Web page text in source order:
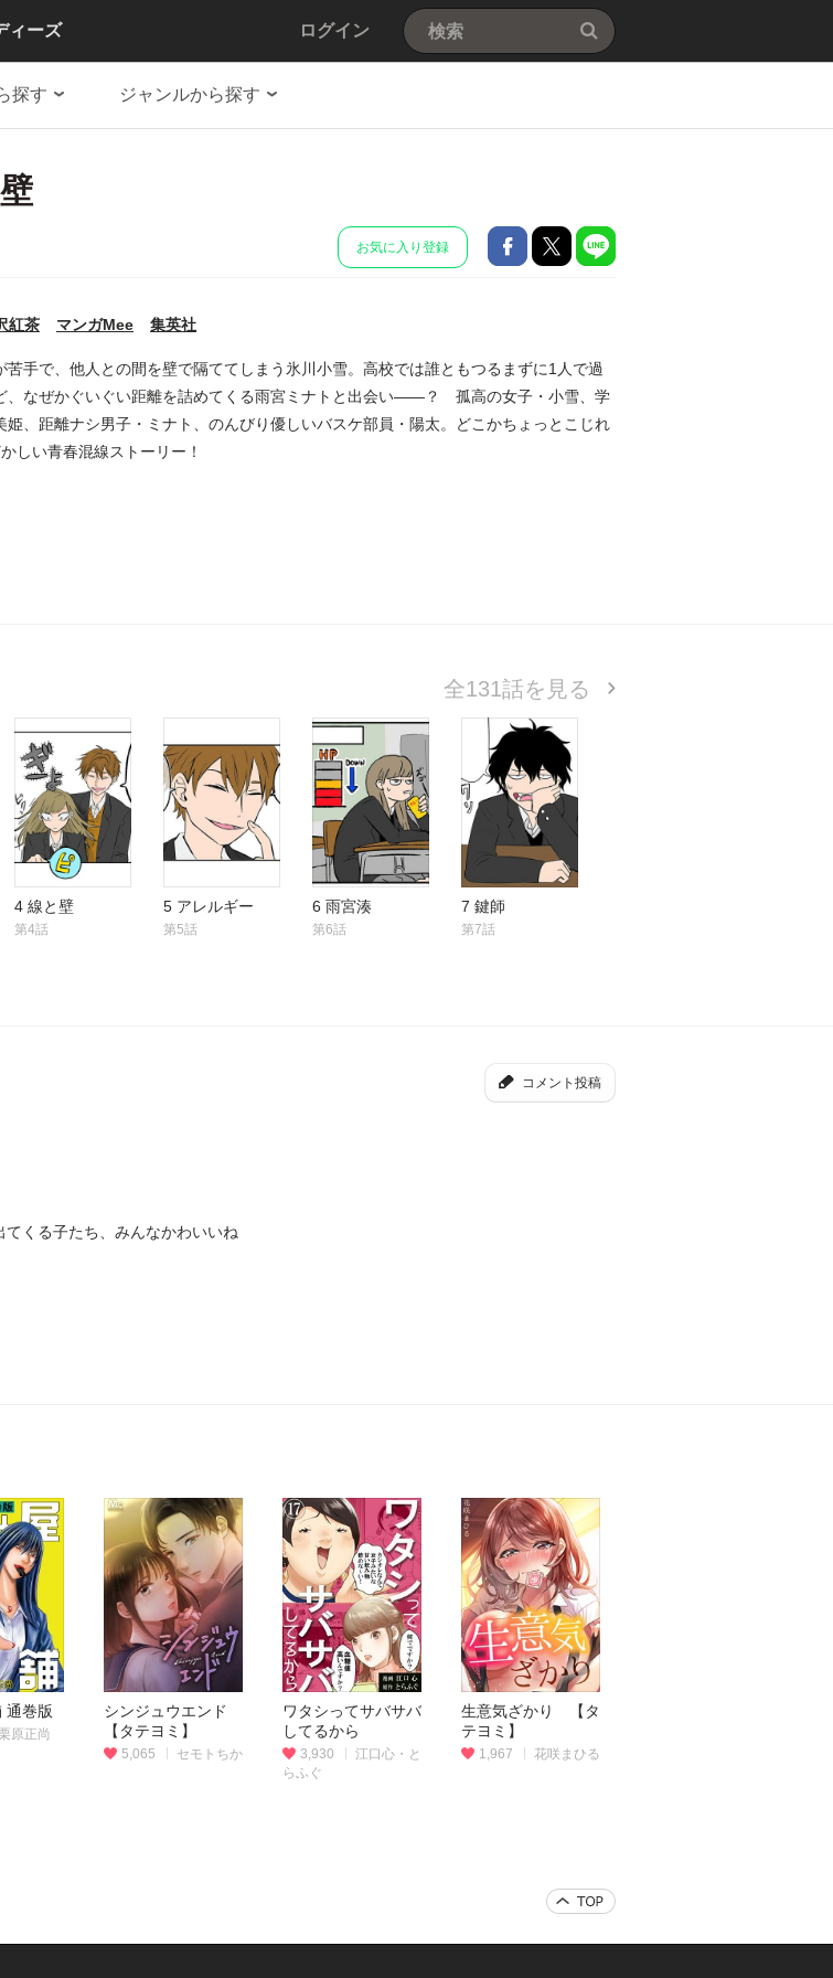
ィーズ ログイン
探す ジャンルから探す
お気に入り登録
紅茶 マンガMee 集英社
苦手で、他人との間を壁で隔ててしまう氷川小雪。高校では誰ともつるまずに1人で過
、なぜかぐいぐい距離を詰めてくる雨宮ミナトと出会い――？ 孤高の女子・小雪、学
姫、距離ナシ男子・ミナト、のんびり優しいバスケ部員・陽太。どこかちょっとこじれ
しい青春混線ストーリー！
全131話を見る
4 線と壁
第4話
5 アレルギー
第5話
6 雨宮湊
第6話
7 鍵師
第7話
コメント投稿
くる子たち、みんなかわいいね
通巻版
原正尚
シンジュウエンド
【タテヨミ】
5,065 セモトちか
ワタシってサバサバ
してるから
3,930
江口心・と
らふぐ
生意気ざかり 【タ
テヨミ】
1,967 花咲まひる